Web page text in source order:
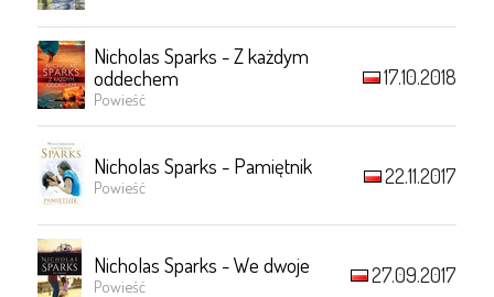
Nicholas Sparks - Z każdym
oddechem
Powieść
17.10.2018
Nicholas Sparks - Pamiętnik
Powieść 22.11.2017
Nicholas Sparks - We dwoje
Powieść 27.09.2017